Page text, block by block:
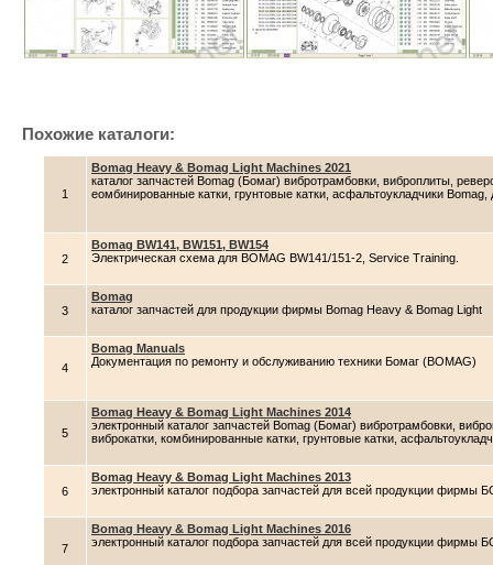
Похожие каталоги:
1
Bomag Heavy & Bomag Light Machines 2021
каталог запчастей Bomag (Бомаг) вибротрамбовки, виброплиты,
еомбинированные катки, грунтовые катки, асфальтоукладчики
2
Bomag BW141, BW151, BW154
Электрическая схема для BOMAG BW141/151-2, Service Training.
3
Bomag
каталог запчастей для продукции фирмы Bomag Heavy & Bomag Light
4
Bomag Manuals
Документация по ремонту и обслуживанию техники Бомаг (BOMAG)
5
Bomag Heavy & Bomag Light Machines 2014
электронный каталог запчастей Bomag (Бомаг) вибротрамбовки,
виброкатки, комбинированные катки, грунтовые катки,
6
Bomag Heavy & Bomag Light Machines 2013
электронный каталог подбора запчастей для всей продукции фирмы
7
Bomag Heavy & Bomag Light Machines 2016
электронный каталог подбора запчастей для всей продукции